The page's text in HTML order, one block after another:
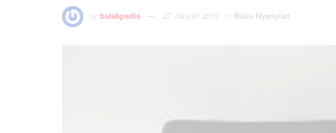
by batakpedia 27 Januari 2019 in Buku Nyanyian